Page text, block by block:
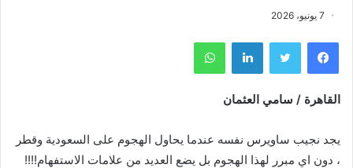
7 يونيو، 2026
فيسبوك تويتر لينكدإن واتساب
القاهرة / سامي العثمان
يجد نجيب ساويرس نفسه عندما يحاول الهجوم على السعودية وقطر
، دون اي مبرر لهذا الهجوم بل يضع العديد من علامات الاستفهام!!!!